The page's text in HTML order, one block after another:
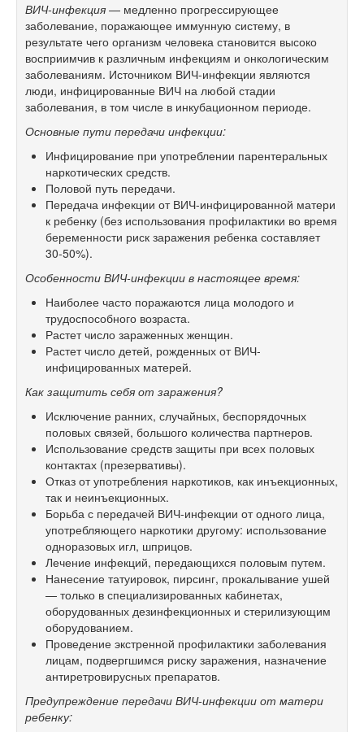
ВИЧ-инфекция — медленно прогрессирующее
заболевание, поражающее иммунную систему, в
результате чего организм человека становится высоко
восприимчив к различным инфекциям и онкологическим
заболеваниям. Источником ВИЧ-инфекции являются
люди, инфицированные ВИЧ на любой стадии
заболевания, в том числе в инкубационном периоде.
Основные пути передачи инфекции:
Инфицирование при употреблении парентеральных
наркотических средств.
Половой путь передачи.
Передача инфекции от ВИЧ-инфицированной матери
к ребенку (без использования профилактики во время
беременности риск заражения ребенка составляет
30-50%).
Особенности ВИЧ-инфекции в настоящее время:
Наиболее часто поражаются лица молодого и
трудоспособного возраста.
Растет число зараженных женщин.
Растет число детей, рожденных от ВИЧ-
инфицированных матерей.
Как защитить себя от заражения?
Исключение ранних, случайных, беспорядочных
половых связей, большого количества партнеров.
Использование средств защиты при всех половых
контактах (презервативы).
Отказ от употребления наркотиков, как инъекционных,
так и неинъекционных.
Борьба с передачей ВИЧ-инфекции от одного лица,
употребляющего наркотики другому: использование
одноразовых игл, шприцов.
Лечение инфекций, передающихся половым путем.
Нанесение татуировок, пирсинг, прокалывание ушей
— только в специализированных кабинетах,
оборудованных дезинфекционных и стерилизующим
оборудованием.
Проведение экстренной профилактики заболевания
лицам, подвергшимся риску заражения, назначение
антиретровирусных препаратов.
Предупреждение передачи ВИЧ-инфекции от матери
ребенку: